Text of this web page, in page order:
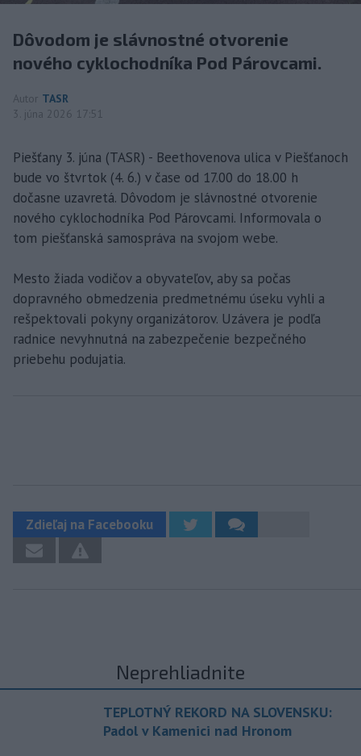
Dôvodom je slávnostné otvorenie
nového cyklochodníka Pod Párovcami.
Autor TASR
3. júna 2026 17:51
Piešťany 3. júna (TASR) - Beethovenova ulica v Piešťanoch
bude vo štvrtok (4. 6.) v čase od 17.00 do 18.00 h
dočasne uzavretá. Dôvodom je slávnostné otvorenie
nového cyklochodníka Pod Párovcami. Informovala o
tom piešťanská samospráva na svojom webe.
Mesto žiada vodičov a obyvateľov, aby sa počas
dopravného obmedzenia predmetnému úseku vyhli a
rešpektovali pokyny organizátorov. Uzávera je podľa
radnice nevyhnutná na zabezpečenie bezpečného
priebehu podujatia.
Zdieľaj na Facebooku
Neprehliadnite
TEPLOTNÝ REKORD NA SLOVENSKU:
Padol v Kamenici nad Hronom